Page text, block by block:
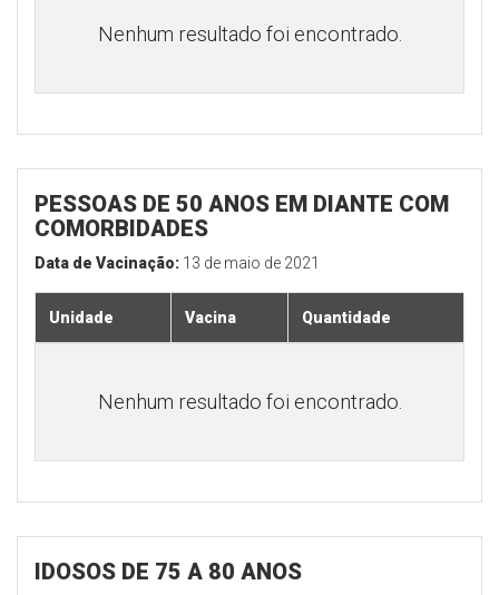
Nenhum resultado foi encontrado.
PESSOAS DE 50 ANOS EM DIANTE COM
COMORBIDADES
Data de Vacinação: 13 de maio de 2021
Unidade Vacina Quantidade
Nenhum resultado foi encontrado.
IDOSOS DE 75 A 80 ANOS